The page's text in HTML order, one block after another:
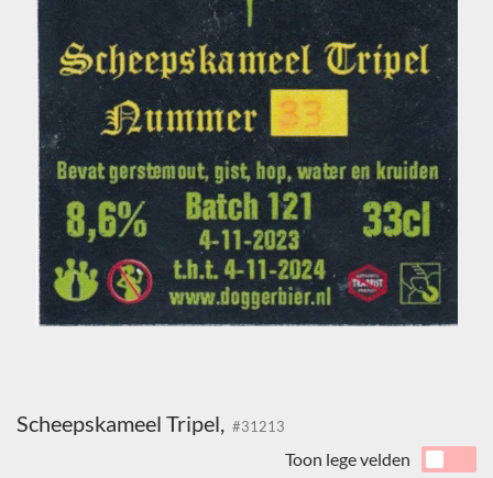
Scheepskameel Tripel, #31213
Toon lege velden